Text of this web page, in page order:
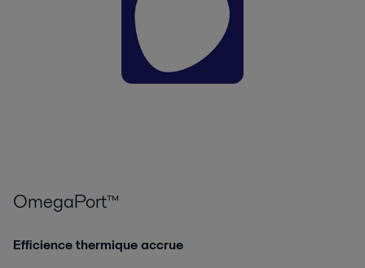
OmegaPort™
Efficience thermique accrue